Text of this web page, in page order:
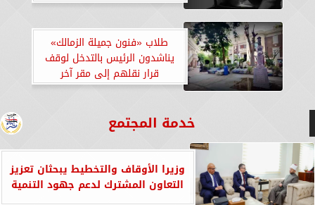
طلاب «فنون جميلة الزمالك»
يناشدون الرئيس بالتدخل لوقف
قرار نقلهم إلى مقر آخر
خدمة المجتمع
وزيرا الأوقاف والتخطيط يبحثان تعزيز
التعاون المشترك لدعم جهود التنمية